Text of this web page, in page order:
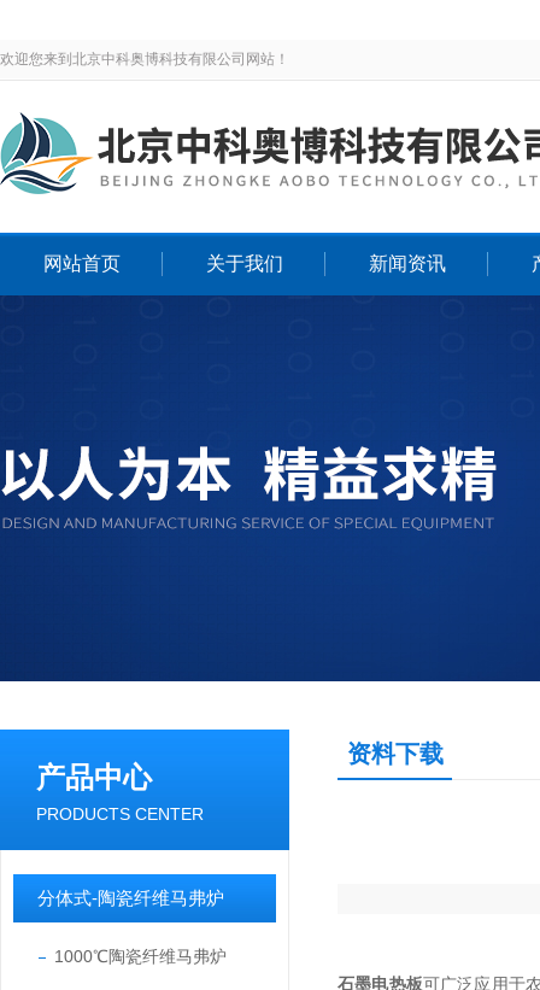
欢迎您来到北京中科奥博科技有限公司网站！
网站首页 关于我们 新闻资讯
产品中心
PRODUCTS CENTER
分体式-陶瓷纤维马弗炉
1000℃陶瓷纤维马弗炉
资料下载
石墨电热板可广泛应用于